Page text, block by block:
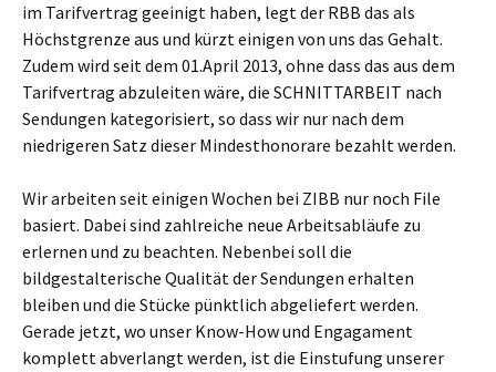
im Tarifvertrag geeinigt haben, legt der RBB das als
Höchstgrenze aus und kürzt einigen von uns das Gehalt.
Zudem wird seit dem 01.April 2013, ohne dass das aus dem
Tarifvertrag abzuleiten wäre, die SCHNITTARBEIT nach
Sendungen kategorisiert, so dass wir nur nach dem
niedrigeren Satz dieser Mindesthonorare bezahlt werden.
Wir arbeiten seit einigen Wochen bei ZIBB nur noch File
basiert. Dabei sind zahlreiche neue Arbeitsabläufe zu
erlernen und zu beachten. Nebenbei soll die
bildgestalterische Qualität der Sendungen erhalten
bleiben und die Stücke pünktlich abgeliefert werden.
Gerade jetzt, wo unser Know-How und Engagament
komplett abverlangt werden, ist die Einstufung unserer